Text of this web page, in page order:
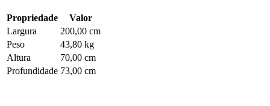
Propriedade
Valor
Largura
200,00 cm
Peso
43,80 kg
Altura
70,00 cm
Profundidade 73,00 cm